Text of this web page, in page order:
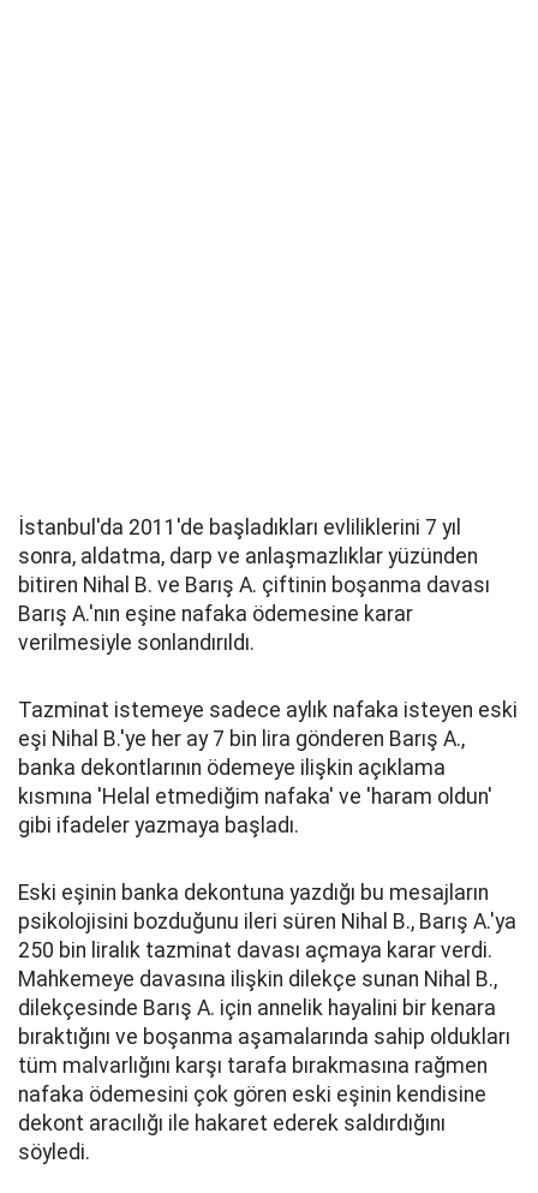
İstanbul'da 2011'de başladıkları evliliklerini 7 yıl
sonra, aldatma, darp ve anlaşmazlıklar yüzünden
bitiren Nihal B. ve Barış A. çiftinin boşanma davası
Barış A.'nın eşine nafaka ödemesine karar
verilmesiyle sonlandırıldı.
Tazminat istemeye sadece aylık nafaka isteyen eski
eşi Nihal B.'ye her ay 7 bin lira gönderen Barış A.,
banka dekontlarının ödemeye ilişkin açıklama
kısmına 'Helal etmediğim nafaka' ve 'haram oldun'
gibi ifadeler yazmaya başladı.
Eski eşinin banka dekontuna yazdığı bu mesajların
psikolojisini bozduğunu ileri süren Nihal B., Barış A.'ya
250 bin liralık tazminat davası açmaya karar verdi.
Mahkemeye davasına ilişkin dilekçe sunan Nihal B.,
dilekçesinde Barış A. için annelik hayalini bir kenara
bıraktığını ve boşanma aşamalarında sahip oldukları
tüm malvarlığını karşı tarafa bırakmasına rağmen
nafaka ödemesini çok gören eski eşinin kendisine
dekont aracılığı ile hakaret ederek saldırdığını
söyledi.